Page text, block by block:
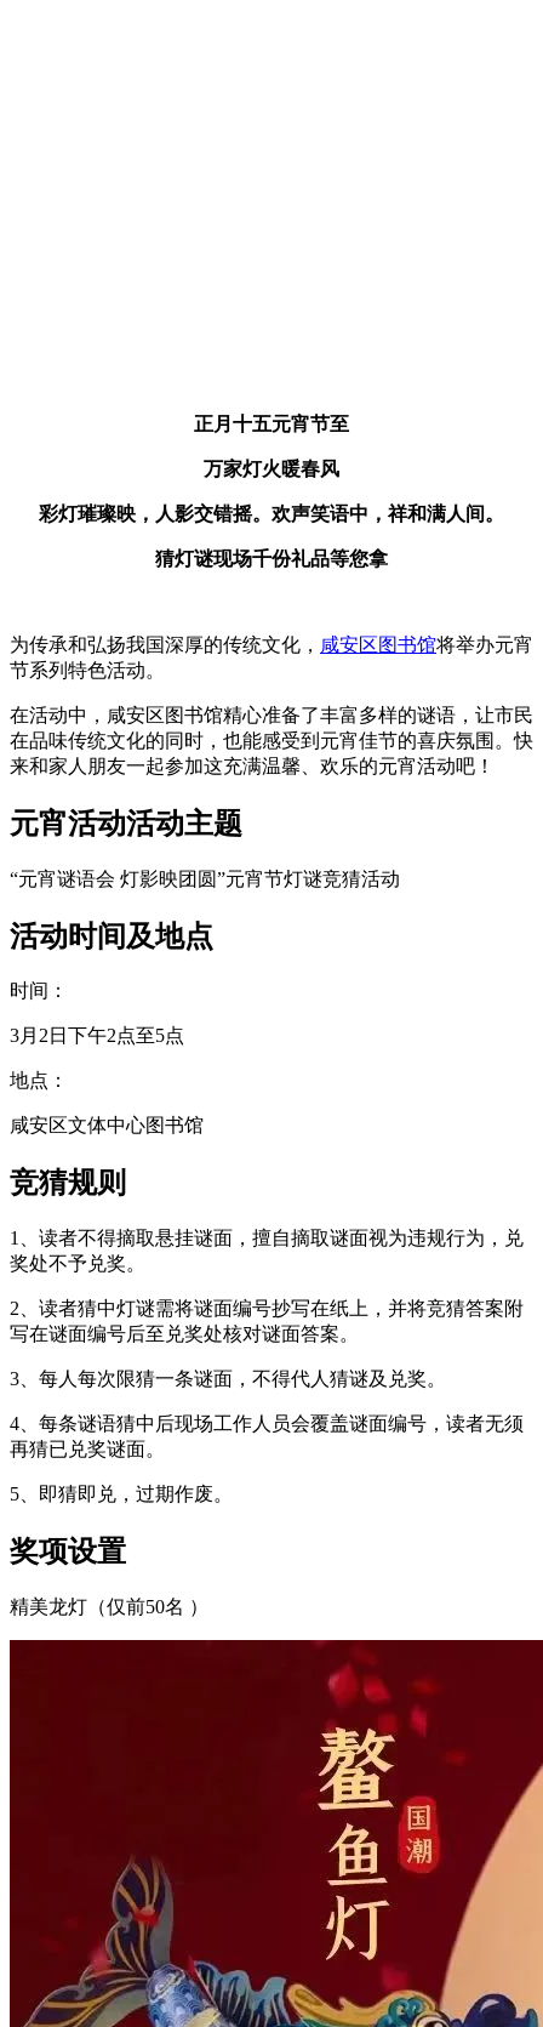
正月十五元宵节至
万家灯火暖春风
彩灯璀璨映，人影交错摇。欢声笑语中，祥和满人间。
猜灯谜现场千份礼品等您拿
为传承和弘扬我国深厚的传统文化， 咸安区图书馆将举办元宵
节系列特色活动。
在活动中，咸安区图书馆精心准备了丰富多样的谜语，让市民
在品味传统文化的同时，也能感受到元宵佳节的喜庆氛围。快
来和家人朋友一起参加这充满温馨、欢乐的元宵活动吧！
元宵活动活动主题
“元宵谜语会 灯影映团圆”元宵节灯谜竞猜活动
活动时间及地点
时间：
3月2日下午2点至5点
地点：
咸安区文体中心图书馆
竞猜规则
1、读者不得摘取悬挂谜面，擅自摘取谜面视为违规行为，兑
奖处不予兑奖。
2、读者猜中灯谜需将谜面编号抄写在纸上，并将竞猜答案附
写在谜面编号后至兑奖处核对谜面答案。
3、每人每次限猜一条谜面，不得代人猜谜及兑奖。
4、每条谜语猜中后现场工作人员会覆盖谜面编号，读者无须
再猜已兑奖谜面。
5、即猜即兑，过期作废。
奖项设置
精美龙灯（仅前50名 ）